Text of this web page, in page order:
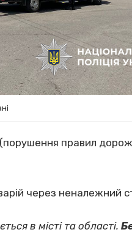
правил
через неналежний
в місті та області.